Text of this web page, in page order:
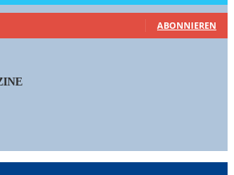
ABONNIEREN